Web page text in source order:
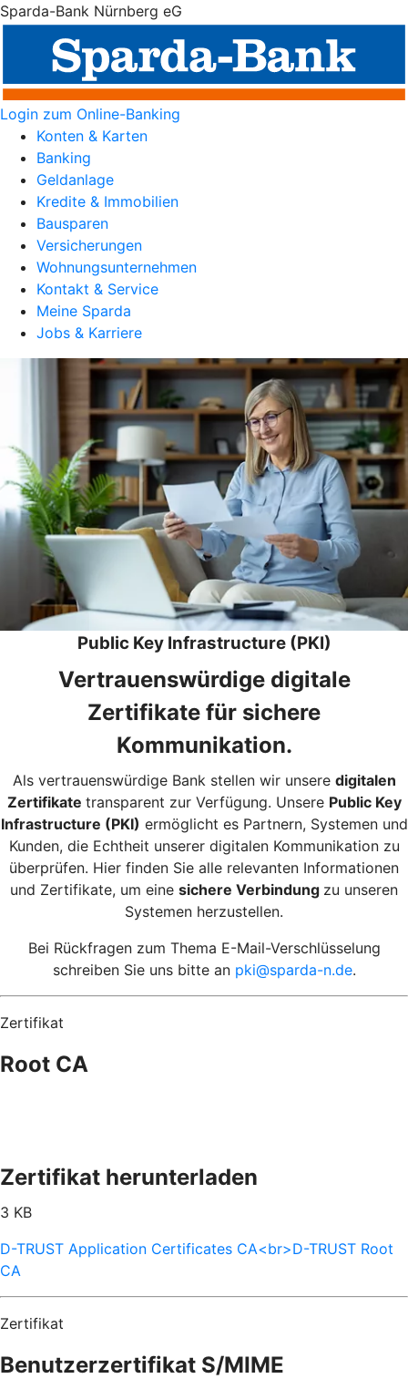
Sparda-Bank Nürnberg eG
Login zum Online-Banking
Konten & Karten
Banking
Geldanlage
Kredite & Immobilien
Bausparen
Versicherungen
Wohnungsunternehmen
Kontakt & Service
Meine Sparda
Jobs & Karriere
Public Key Infrastructure (PKI)
Vertrauenswürdige digitale
Zertifikate für sichere
Kommunikation.
Als vertrauenswürdige Bank stellen wir unsere digitalen
Zertifikate transparent zur Verfügung. Unsere Public Key
Infrastructure (PKI) ermöglicht es Partnern, Systemen und
Kunden, die Echtheit unserer digitalen Kommunikation zu
überprüfen. Hier finden Sie alle relevanten Informationen
und Zertifikate, um eine sichere Verbindung zu unseren
Systemen herzustellen.
Bei Rückfragen zum Thema E-Mail-Verschlüsselung
schreiben Sie uns bitte an pki@sparda-n.de.
Zertifikat
Root CA
Zertifikat herunterladen
3 KB
D-TRUST Application Certificates CA<br>D-TRUST Root
CA
Zertifikat
Benutzerzertifikat S/MIME